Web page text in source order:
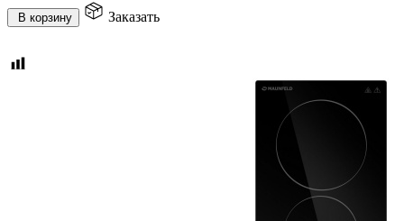
В корзину Заказать